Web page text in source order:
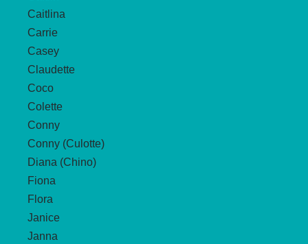
Caitlina
Carrie
Casey
Claudette
Coco
Colette
Conny
Conny (Culotte)
Diana (Chino)
Fiona
Flora
Janice
Janna